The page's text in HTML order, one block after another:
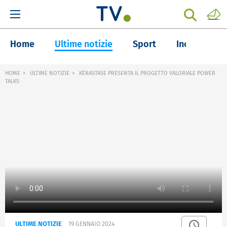
Home Ultime notizie Sport Inchieste
HOME ULTIME NOTIZIE
KÉRASTASE PRESENTA IL PROGETTO VALORIALE POWER
TALKS
ULTIME NOTIZIE 19 GENNAIO 2024